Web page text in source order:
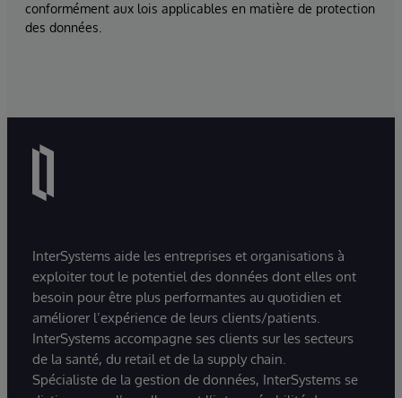
conformément aux lois applicables en matière de protection
des données.
InterSystems aide les entreprises et organisations à
exploiter tout le potentiel des données dont elles ont
besoin pour être plus performantes au quotidien et
améliorer l’expérience de leurs clients/patients.
InterSystems accompagne ses clients sur les secteurs
de la santé, du retail et de la supply chain.
Spécialiste de la gestion de données, InterSystems se